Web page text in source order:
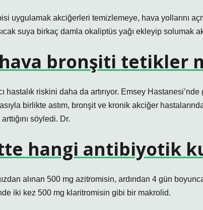
uygulamak akciğerleri temizlemeye, hava yollarını
suya birkaç damla okaliptüs yağı ekleyip solumak
bronşiti tetikler
hastalık riskini daha da artırıyor. Emsey
birlikte astım, bronşit ve kronik akciğer
söyledi. Dr.
hangi antibiyotik
alınan 500 mg azitromisin, ardından 4 gün
iki kez 500 mg klaritromisin gibi bir makrolid.